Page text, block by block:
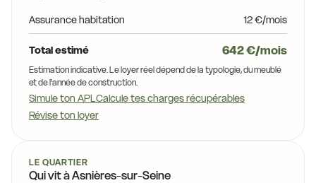
24,0 €
24,9 €
Assurance habitation 12 €/mois
Total estimé 642 €/mois
Estimation indicative. Le loyer réel dépend de la typologie, du meublé
et de l'année de construction.
Simule ton APLCalcule tes charges récupérables
Révise ton loyer
LE QUARTIER
Qui vit à Asnières-sur-Seine